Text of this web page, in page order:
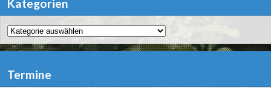
Kategorien
Kategorien
Termine